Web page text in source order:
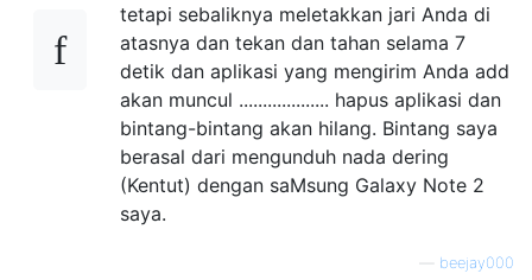
tetapi sebaliknya meletakkan jari Anda di
atasnya dan tekan dan tahan selama 7
detik dan aplikasi yang mengirim Anda add
akan muncul ................... hapus aplikasi dan
bintang-bintang akan hilang. Bintang saya
berasal dari mengunduh nada dering
(Kentut) dengan saMsung Galaxy Note 2
saya.
beejay000